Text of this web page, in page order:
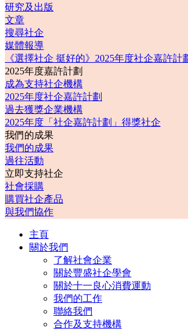
研究及出版
文章
搜尋社企
媒體報導
《選擇社企 挺好的》2025年度社企嘉許計
2025年度嘉許計劃
成為支持社企機構
2025年度社企嘉許計劃
過去獲獎企業機構
2025年度「社企嘉許計劃」得獎社企
我們的成果
我們的成果
過往活動
立即支持社企
社會採購
購買社企產品
與我們協作
主頁
關於我們
了解社會企業
關於豐盛社企學會
關於十一良心消費運動
我們的工作
聯絡我們
合作及支持機構